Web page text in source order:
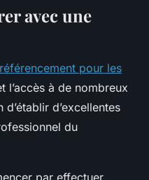
avec une
pour les
l’accès à de nombreux
d’excellentes
du